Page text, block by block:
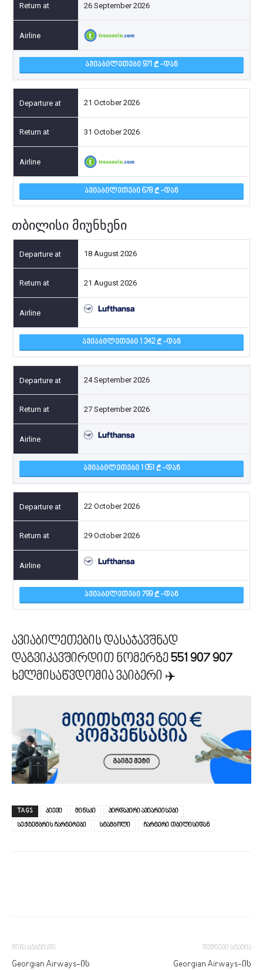
26 September 2026
ᲐᲕᲘᲐᲑᲘᲚᲔᲗᲔᲑᲘ 971 -ᲓᲐᲜ
21 October 2026
31 October 2026
ᲐᲕᲘᲐᲑᲘᲚᲔᲗᲔᲑᲘ 678 -ᲓᲐᲜ
თბილისი მიუნხენი
18 August 2026
21 August 2026
ᲐᲕᲘᲐᲑᲘᲚᲔᲗᲔᲑᲘ 1 342 -ᲓᲐᲜ
24 September 2026
27 September 2026
ᲐᲕᲘᲐᲑᲘᲚᲔᲗᲔᲑᲘ 1 051 -ᲓᲐᲜ
22 October 2026
29 October 2026
ᲐᲕᲘᲐᲑᲘᲚᲔᲗᲔᲑᲘ 799 -ᲓᲐᲜ
ავიაბილეთების დასაჯავშნად
დაგვიკავშირდით ნომერზე551 907 907
ხელმისაწვდომია ვაიბერი ✈️
TAGS კიევი მინსკი
პირდაპირი ავიარეისები
სექტემბრის ჩარტერები
სტამბოლი ჩარტერი თბილისიდან
წინა სტატიაში
Georgian Airways-ის
შემდეგი სტატია
Georgian Airways-ის